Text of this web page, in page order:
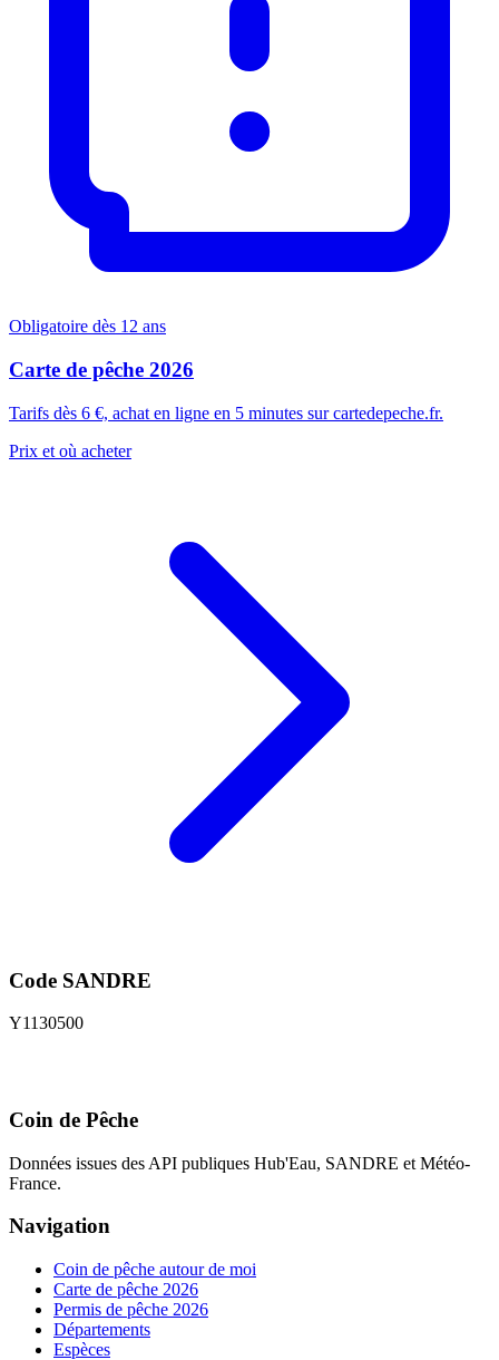
Obligatoire dès 12 ans
Carte de pêche 2026
Tarifs dès 6 €, achat en ligne en 5 minutes sur cartedepeche.fr.
Prix et où acheter
Code SANDRE
Y1130500
Coin de Pêche
Données issues des API publiques Hub'Eau, SANDRE et Météo-
France.
Navigation
Coin de pêche autour de moi
Carte de pêche 2026
Permis de pêche 2026
Départements
Espèces